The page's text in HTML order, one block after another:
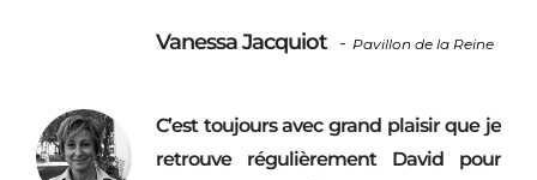
Vanessa Jacquiot - Pavillon de la Reine
C’est toujours avec grand plaisir que je
retrouve régulièrement David pour